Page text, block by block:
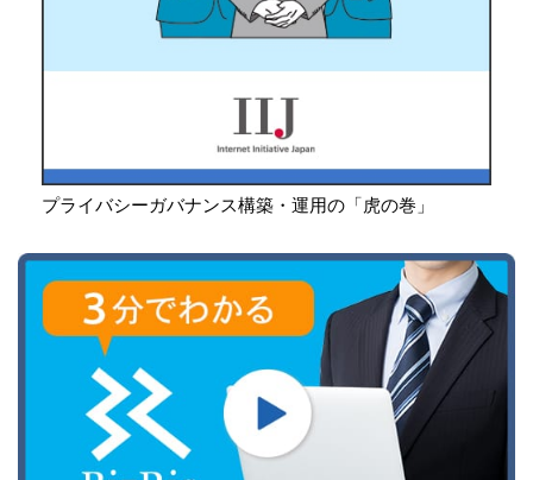
プライバシーガバナンス構築・運用の「虎の巻」